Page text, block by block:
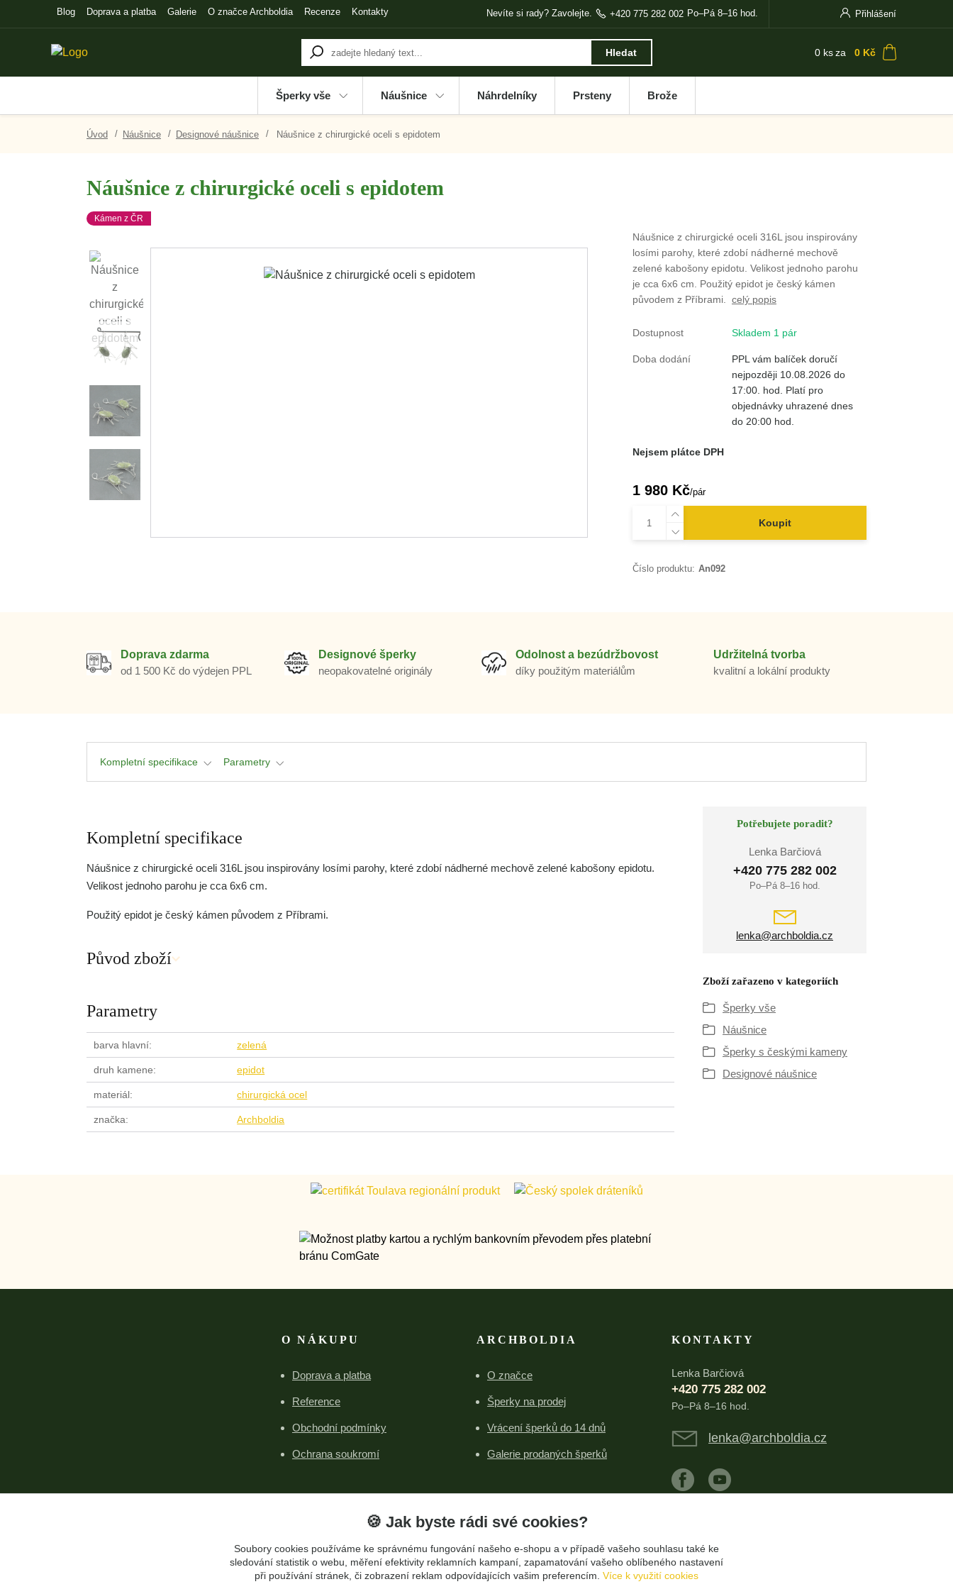
Blog Doprava a platba Galerie O značce Archboldia Recenze Kontakty Přihlášení
Hledat
Nevíte si rady? Zavolejte. +420 775 282 002 Po–Pá 8–16 hod.
0 ksza 0 Kč
Šperky vše Náušnice Náhrdelníky Prsteny Brože
Úvod Náušnice Designové náušnice Náušnice z chirurgické oceli s epidotem
Náušnice z chirurgické oceli s epidotem
Kámen z ČR
Náušnice z chirurgické oceli 316L jsou inspirovány
losími parohy, které zdobí nádherné mechově
zelené kabošony epidotu. Velikost jednoho parohu
je cca 6x6 cm. Použitý epidot je český kámen
původem z Příbrami. celý popis
Dostupnost Skladem 1 pár
Doba dodání
PPL vám balíček doručí
nejpozději 10.08.2026 do
17:00. hod. Platí pro
objednávky uhrazené dnes
do 20:00 hod.
Nejsem plátce DPH
1 980 Kč/pár
Koupit
Číslo produktu: An092
Doprava zdarma
od 1 500 Kč do výdejen PPL
Designové šperky
neopakovatelné originály
Odolnost a bezúdržbovost
díky použitým materiálům
Udržitelná tvorba
kvalitní a lokální produkty
Kompletní specifikace Parametry
Kompletní specifikace
Náušnice z chirurgické oceli 316L jsou inspirovány losími parohy, které zdobí nádherné mechově zelené kabošony epidotu.
Velikost jednoho parohu je cca 6x6 cm.
Použitý epidot je český kámen původem z Příbrami.
Původ zboží
Parametry
barva hlavní zelená
druh kamene epidot
materiál chirurgická ocel
značka Archboldia
Potřebujete poradit?
Lenka Barčiová
+420 775 282 002
Po–Pá 8–16 hod.
lenka@archboldia.cz
Zboží zařazeno v kategoriích
Šperky vše
Náušnice
Šperky s českými kameny
Designové náušnice
O NÁKUPU
Doprava a platba
Reference
Obchodní podmínky
Ochrana soukromí
ARCHBOLDIA
O značce
Šperky na prodej
Vrácení šperků do 14 dnů
Galerie prodaných šperků
KONTAKTY
Lenka Barčiová
+420 775 282 002
Po–Pá 8–16 hod.
lenka@archboldia.cz
Upravit sběr cookies.
🍪 Jak byste rádi své cookies?
Soubory cookies používáme ke správnému fungování našeho e-shopu a v případě vašeho souhlasu také ke
sledování statistik o webu, měření efektivity reklamních kampaní, zapamatování vašeho oblíbeného nastavení
při používání stránek, či zobrazení reklam odpovídajících vašim preferencím. Více k využití cookies